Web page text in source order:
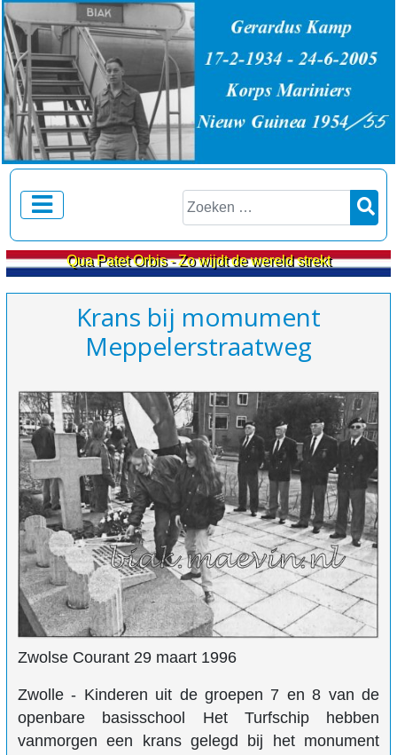
Zoeken
Qua Patet Orbis - Zo wijdt de wereld strekt
Krans bij momument
Meppelerstraatweg
Zwolse Courant 29 maart 1996
Zwolle - Kinderen uit de groepen 7 en 8 van de
openbare basisschool Het Turfschip hebben
vanmorgen een krans gelegd bij het monument